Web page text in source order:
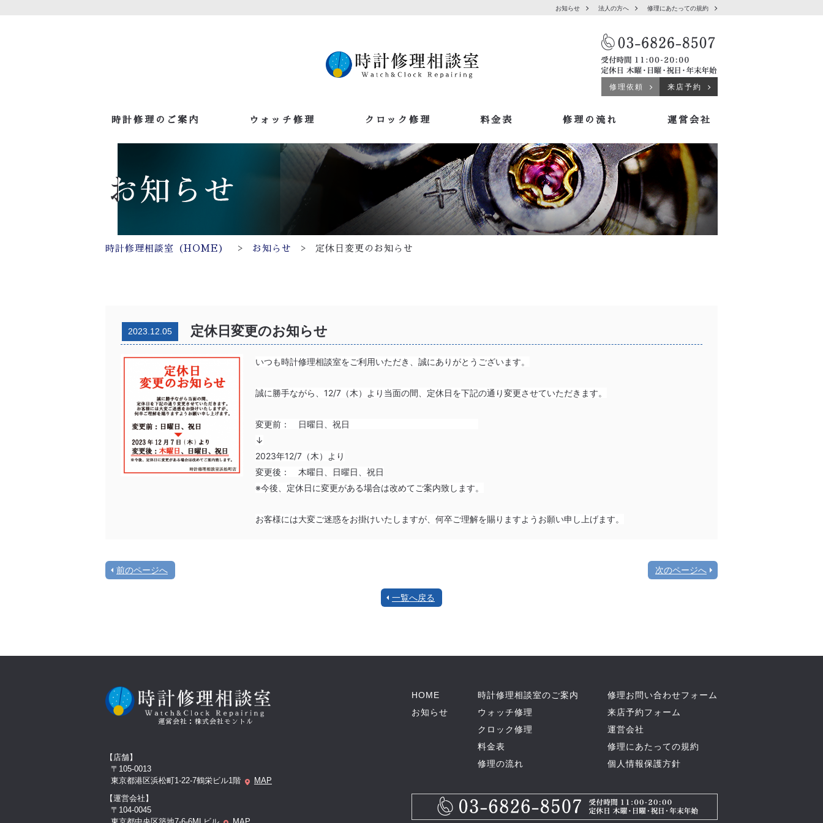
お知らせ 法人の方へ 修理にあたっての規約
修理依頼 来店予約
時計修理のご案内 ウォッチ修理 クロック修理 料金表 修理の流れ 運営会社
時計修理相談室（HOME） > お知らせ > 定休日変更のお知らせ
2023.12.05 定休日変更のお知らせ
いつも時計修理相談室をご利用いただき、誠にありがとうございます。
誠に勝手ながら、12/7（木）より当面の間、定休日を下記の通り変更させていただきます。
変更前： 日曜日、祝日
↓
2023年12/7（木）より
変更後： 木曜日、日曜日、祝日
※今後、定休日に変更がある場合は改めてご案内致します。
お客様には大変ご迷惑をお掛けいたしますが、何卒ご理解を賜りますようお願い申し上げます。
前のページへ 次のページへ
一覧へ戻る
運営会社：株式会社モントル
【店舗】
〒105-0013
東京都港区浜松町1-22-7鶴栄ビル1階
MAP
【運営会社】
〒104-0045
HOME
お知らせ
時計修理相談室のご案内
ウォッチ修理
クロック修理
料金表
修理の流れ
修理お問い合わせフォーム
来店予約フォーム
運営会社
修理にあたっての規約
個人情報保護方針